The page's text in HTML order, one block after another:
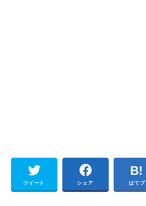
ツイート シェア はてブ